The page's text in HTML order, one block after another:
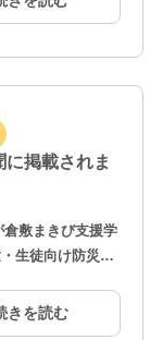
ル認証や安全な
掲載されま
敷まきび支援学
生徒向け防災ア
マートフォンの
トを文字と音声
きを読む